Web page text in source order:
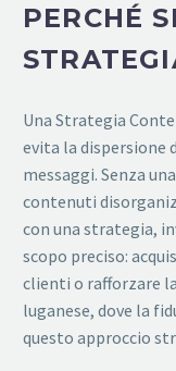
PERCHÉ
Una Strategia
evita la dispersione
messaggi. Senza
contenuti
con una strategia,
scopo preciso:
clienti o rafforzare
luganese, dove la
questo approccio